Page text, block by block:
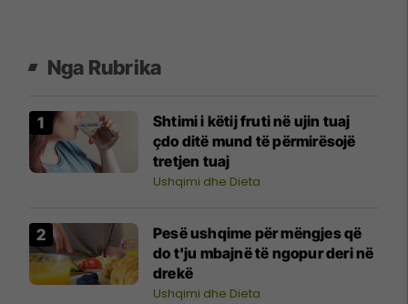
Nga Rubrika
Shtimi i këtij fruti në ujin tuaj
çdo ditë mund të përmirësojë
tretjen tuaj
Ushqimi dhe Dieta
Pesë ushqime për mëngjes që
do t'ju mbajnë të ngopur deri në
drekë
Ushqimi dhe Dieta